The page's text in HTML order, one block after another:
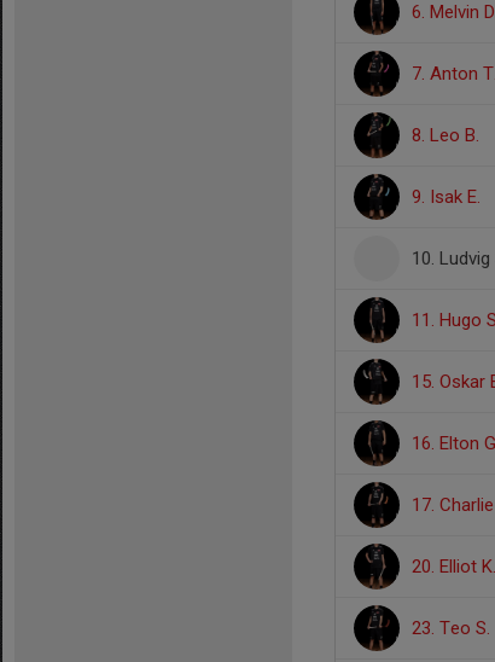
6. Melvin
7. Anton T.
8. Leo B.
9. Isak E.
10. Ludvig
11. Hugo
15. Oskar
16. Elton
17.
20. Elliot K.
23. Teo S.